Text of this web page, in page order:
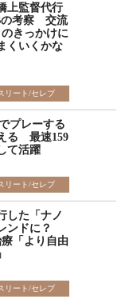
上監督代行
の考察 交流
きっかけに
くいくかな
リート/セレブ
プレーする
る 最速159
て活躍
リート/セレブ
した「ナノ
ンドに？
「より自由
リート/セレブ